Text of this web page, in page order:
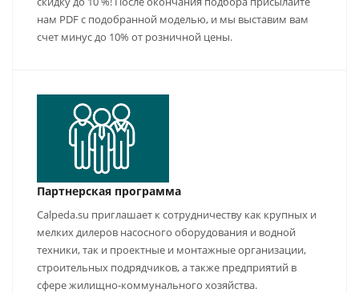
нам PDF с подобранной моделью, и мы выставим вам
счет минус до 10% от розничной цены.
Партнерская программа
Calpeda.su приглашает к сотрудничеству как крупных и
мелких дилеров насосного оборудования и водной
техники, так и проектные и монтажные организации,
строительных подрядчиков, а также предприятий в
сфере жилищно-коммунального хозяйства.